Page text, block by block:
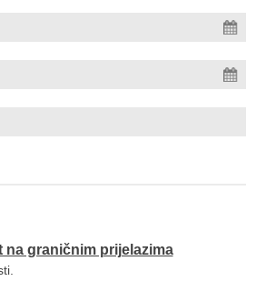
na graničnim prijelazima